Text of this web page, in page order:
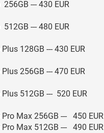
--- 430 EUR
--- 480 EUR
128GB --- 430 EUR
256GB --- 470 EUR
512GB --- 520 EUR
Max 256GB --- 450 EUR
Max 512GB --- 490 EUR